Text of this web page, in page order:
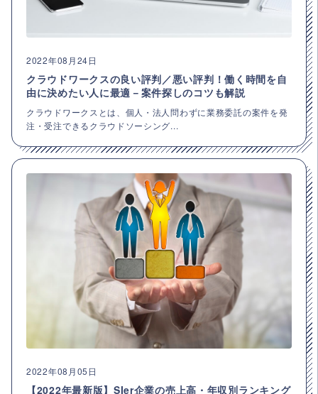
2022年08月24日
クラウドワークスの良い評判／悪い評判！働く時間を自
由に決めたい人に最適－案件探しのコツも解説
クラウドワークスとは、個人・法人問わずに業務委託の案件を発
注・受注できるクラウドソーシング...
2022年08月05日
【2022年最新版】SIer企業の売上高・年収別ランキング